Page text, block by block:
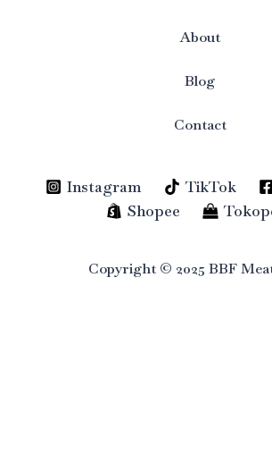
About
Blog
Contact
Instagram TikTok
Shopee
Copyright © 2025 BBF